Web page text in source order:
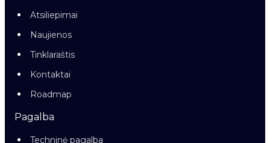
Atsiliepimai
Naujienos
Tinklaraštis
Kontaktai
Roadmap
Pagalba
Techninė pagalba